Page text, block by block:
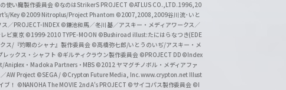
使い魔製作委員会 ©なのはStrikerS PROJECT ©ATLUS CO.,LTD.1996,20
Key ©2009 Nitroplus/Project Phantom ©2007,2008,2009谷川流･いと
／PROJECT-INDEX ©鎌池和馬／冬川基／アスキー・メディアワークス／
ビ東京 ©1999-2010 TYPE-MOON ©Bushiroad illust:たにはらなつき(EDE
ス/『灼眼のシャナ』製作委員会 ©高橋弥七郎/いとうのいぢ/アスキー・メ
ックス・シャフト ©ギルティクラウン製作委員会 ©PROJECT DD ©Index
・Madoka Partners・MBS ©2012 ヤマグチノボル・メディアファ
AW Project ©SEGA / ©Crypton Future Media, Inc. www.crypton.net Illust
！ ©NANOHA The MOVIE 2nd A's PROJECT ©サイコパス製作委員会 ©I